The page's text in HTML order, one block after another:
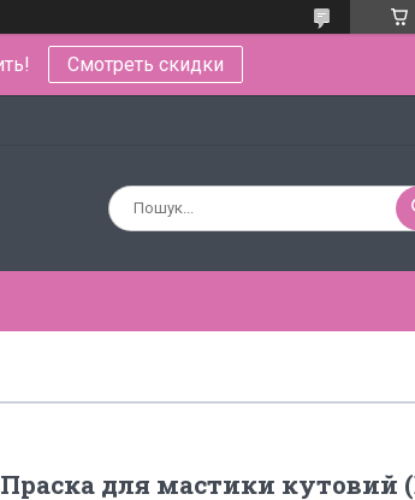
Смотреть скидки
Праска для мастики кутовий